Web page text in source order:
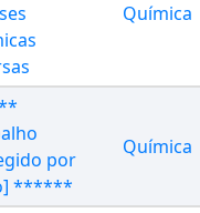
Química
por
******
Química